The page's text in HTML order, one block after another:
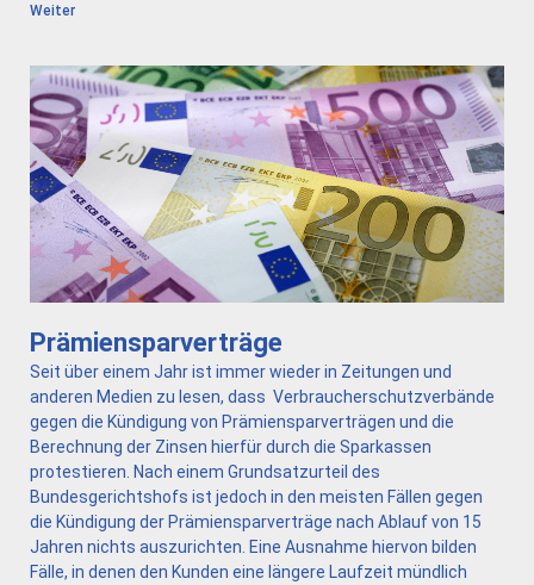
Weiter
Prämiensparverträge
Seit über einem Jahr ist immer wieder in Zeitungen und
anderen Medien zu lesen, dass Verbraucherschutzverbände
gegen die Kündigung von Prämiensparverträgen und die
Berechnung der Zinsen hierfür durch die Sparkassen
protestieren. Nach einem Grundsatzurteil des
Bundesgerichtshofs ist jedoch in den meisten Fällen gegen
die Kündigung der Prämiensparverträge nach Ablauf von 15
Jahren nichts auszurichten. Eine Ausnahme hiervon bilden
Fälle, in denen den Kunden eine längere Laufzeit mündlich